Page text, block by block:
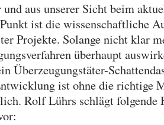
aus unserer Sicht beim
ist die wissenschaftliche
Projekte. Solange nicht klar
überhaupt
Überzeugungstäter-
ist ohne die richtige
Rolf Lührs schlägt folgende